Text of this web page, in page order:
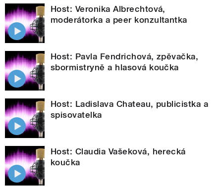
Host: Veronika Albrechtová,
moderátorka a peer konzultantka
Host: Pavla Fendrichová, zpěvačka,
sbormistryně a hlasová koučka
Host: Ladislava Chateau, publicistka a
spisovatelka
Host: Claudia Vašeková, herecká
koučka